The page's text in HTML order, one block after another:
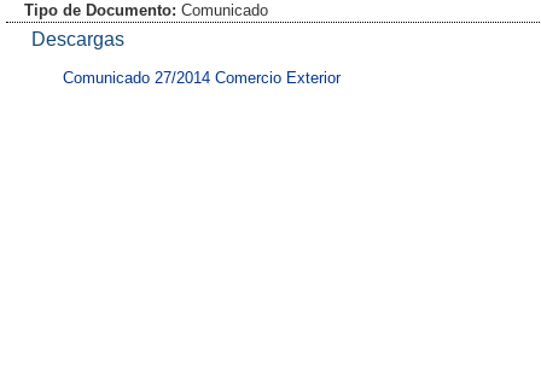
Tipo de Documento: Comunicado
Descargas
Comunicado 27/2014 Comercio Exterior